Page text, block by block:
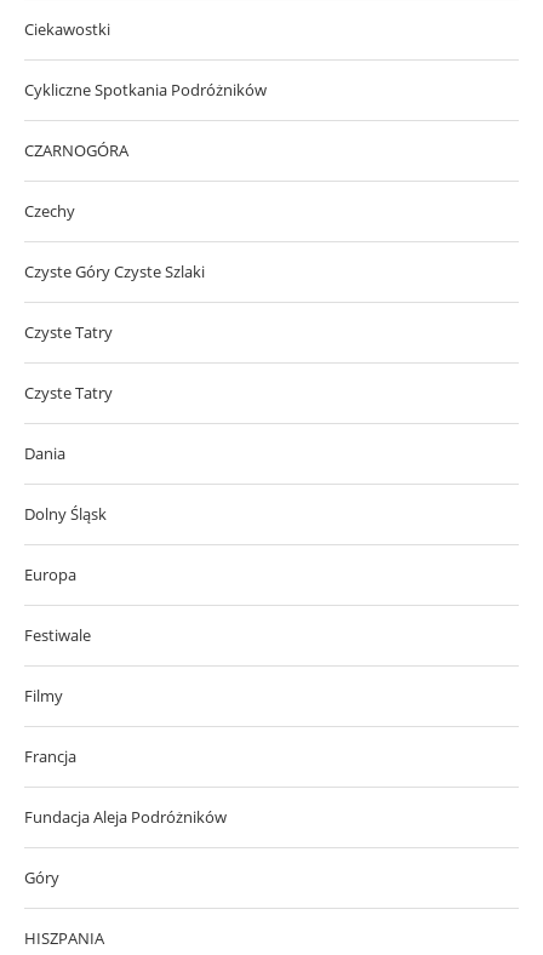
Ciekawostki
Cykliczne Spotkania Podróżników
CZARNOGÓRA
Czechy
Czyste Góry Czyste Szlaki
Czyste Tatry
Czyste Tatry
Dania
Dolny Śląsk
Europa
Festiwale
Filmy
Francja
Fundacja Aleja Podróżników
Góry
HISZPANIA